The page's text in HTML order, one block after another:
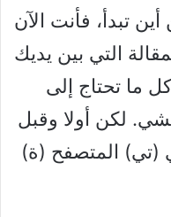
تبدأ، فأنت الآن
التي بين يديك
ما تحتاج إلى
لكن أولا وقبل
المتصفح (ة)